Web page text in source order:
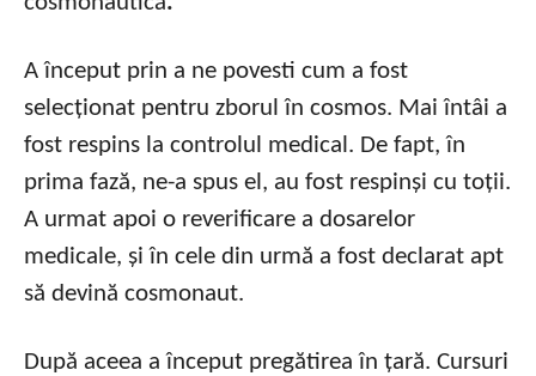
A început prin a ne povesti cum a fost
selecționat pentru zborul în cosmos. Mai întâi a
fost respins la controlul medical. De fapt, în
prima fază, ne-a spus el, au fost respinși cu toții.
A urmat apoi o reverificare a dosarelor
medicale, și în cele din urmă a fost declarat apt
să devină cosmonaut.
După aceea a început pregătirea în țară. Cursuri